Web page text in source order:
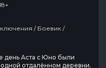
/ Боевик /
день Аста с Юно были
отдалённом деревни.